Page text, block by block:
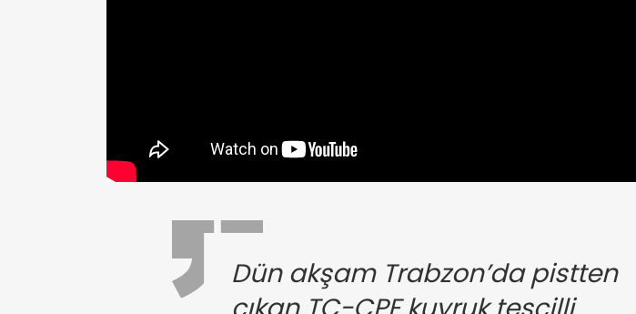
Dün akşam Trabzon’da pistten